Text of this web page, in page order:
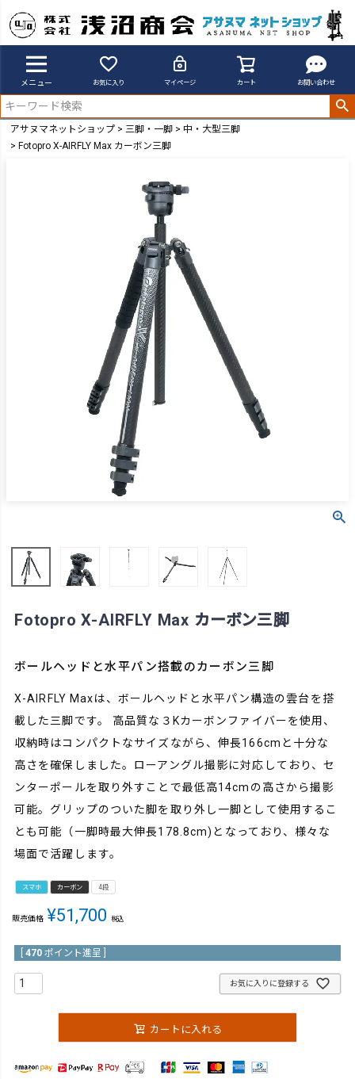
メニュー お気に入り マイページ カート お問い合わせ
アサヌマネットショップ 三脚・一脚
中・大型三脚
Fotopro X-AIRFLY Max カーボン三脚
Fotopro X-AIRFLY Max カーボン三脚
ボールヘッドと水平パン搭載のカーボン三脚
X-AIRFLY Maxは、ボールヘッドと水平パン構造の雲台を搭
載した三脚です。 高品質な３Kカーボンファイバーを使用、
収納時はコンパクトなサイズながら、伸長166cmと十分な
高さを確保しました。ローアングル撮影に対応しており、セ
ンターポールを取り外すことで最低高14cmの高さから撮影
可能。グリップのついた脚を取り外し一脚として使用するこ
とも可能（一脚時最大伸長178.8cm)となっており、様々な
場面で活躍します。
スマホ カーボン 4段
販売価格 ¥51,700 税込
470 ポイント進呈 ]
お気に入りに登録する
カートに入れる